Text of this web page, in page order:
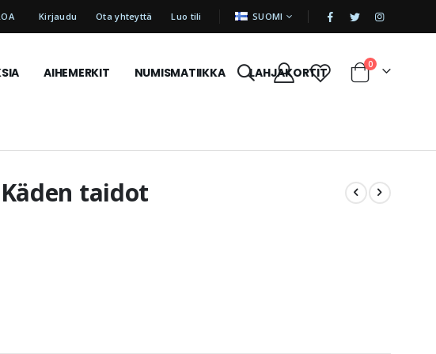
Kirjaudu Ota yhteyttä Luo tili KIELI SUOMI |
AIHEMERKIT NUMISMATIIKKA LAHJAKORTIT Cart
0tuotetta
taidot